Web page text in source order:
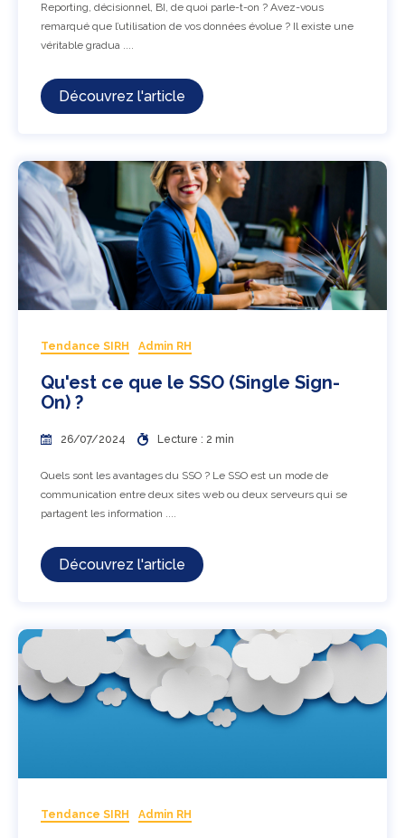
Reporting, décisionnel, BI, de quoi parle-t-on ? Avez-vous
remarqué que l’utilisation de vos données évolue ? Il existe une
véritable gradua ....
Découvrez l'article
Tendance SIRH Admin RH
Qu'est ce que le SSO (Single Sign-
On) ?
26/07/2024 Lecture : 2 min
Quels sont les avantages du SSO ? Le SSO est un mode de
communication entre deux sites web ou deux serveurs qui se
partagent les information ....
Découvrez l'article
Tendance SIRH Admin RH